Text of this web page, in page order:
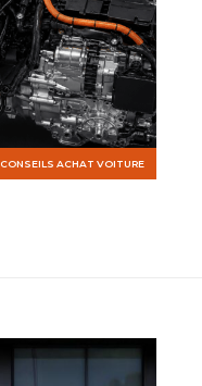
CONSEILS ACHAT VOITURE